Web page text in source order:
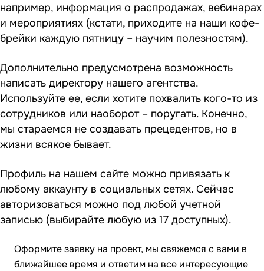
например, информация о распродажах, вебинарах
и мероприятиях (кстати, приходите на наши кофе-
брейки каждую пятницу – научим полезностям).
Дополнительно предусмотрена возможность
написать директору нашего агентства.
Используйте ее, если хотите похвалить кого-то из
сотрудников или наоборот – поругать. Конечно,
мы стараемся не создавать прецедентов, но в
жизни всякое бывает.
Профиль на нашем сайте можно привязать к
любому аккаунту в социальных сетях. Сейчас
авторизоваться можно под любой учетной
записью (выбирайте любую из 17 доступных).
Оформите заявку на проект, мы свяжемся с вами в
ближайшее время и ответим на все интересующие